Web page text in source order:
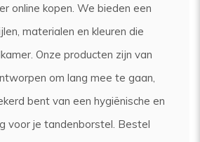
online kopen. We bieden een
materialen en kleuren die
Onze producten zijn van
om lang mee te gaan,
bent van een hygiënische en
voor je tandenborstel. Bestel